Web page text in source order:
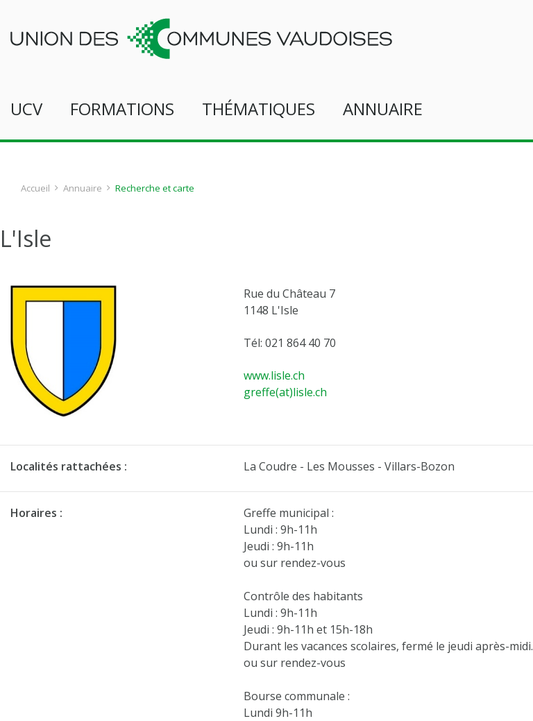
UCV FORMATIONS THÉMATIQUES ANNUAIRE
Accueil Annuaire Recherche et carte
L'Isle
Rue du Château 7
1148 L'Isle
Tél: 021 864 40 70
www.lisle.ch
greffe(at)lisle.ch
Localités rattachées : La Coudre - Les Mousses - Villars-Bozon
Horaires :
Greffe municipal :
Lundi : 9h-11h
Jeudi : 9h-11h
ou sur rendez-vous
Contrôle des habitants
Lundi : 9h-11h
Jeudi : 9h-11h et 15h-18h
Durant les vacances scolaires, fermé le jeudi après-midi.
ou sur rendez-vous
Bourse communale :
Lundi 9h-11h